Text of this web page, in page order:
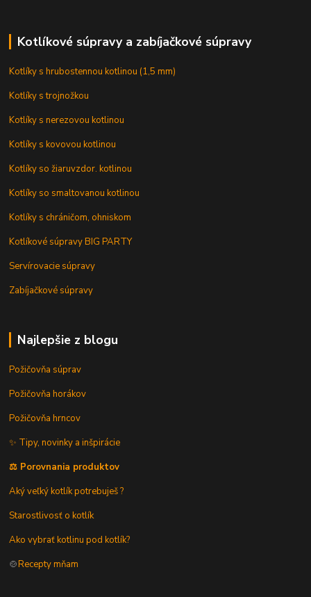
Kotlíkové súpravy a zabíjačkové súpravy
Kotlíky s hrubostennou kotlinou (1,5 mm)
Kotlíky s trojnožkou
Kotlíky s nerezovou kotlinou
Kotlíky s kovovou kotlinou
Kotlíky so žiaruvzdor. kotlinou
Kotlíky so smaltovanou kotlinou
Kotlíky s chráničom, ohniskom
Kotlíkové súpravy BIG PARTY
Servírovacie súpravy
Zabíjačkové súpravy
Najlepšie z blogu
Požičovňa súprav
Požičovňa horákov
Požičovňa hrncov
✨ Tipy, novinky a inšpirácie
⚖️ Porovnania produktov
Aký veľký kotlík potrebuješ ?
Starostlivosť o kotlík
Ako vybrať kotlinu pod kotlík?
🍲Recepty mňam